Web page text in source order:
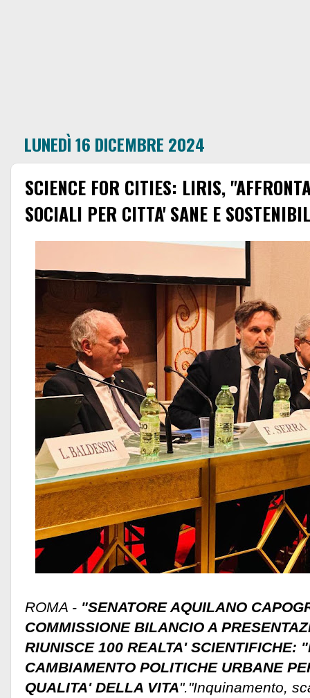
LUNEDÌ 16 DICEMBRE 2024
SCIENCE FOR CITIES: LIRIS,
SOCIALI PER CITTA' SANE E
ROMA - "SENATORE AQUILANO
COMMISSIONE BILANCIO A
RIUNISCE 100 REALTA' SCIENTIFICHE:
CAMBIAMENTO POLITICHE URBANE
QUALITA' DELLA VITA"."Inquinamento,